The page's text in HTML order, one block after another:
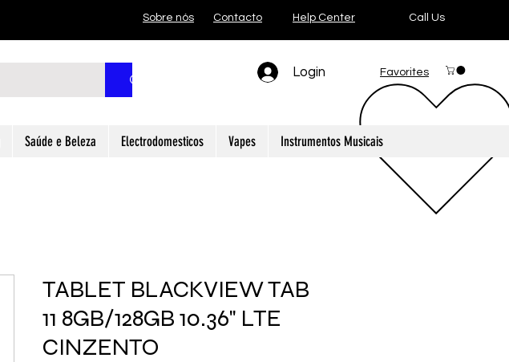
Sobre nós Contacto Help Center Call Us
Login Favorites
Saúde e Beleza Electrodomesticos Vapes Instrumentos Musicais
TABLET BLACKVIEW TAB
11 8GB/128GB 10.36" LTE
CINZENTO